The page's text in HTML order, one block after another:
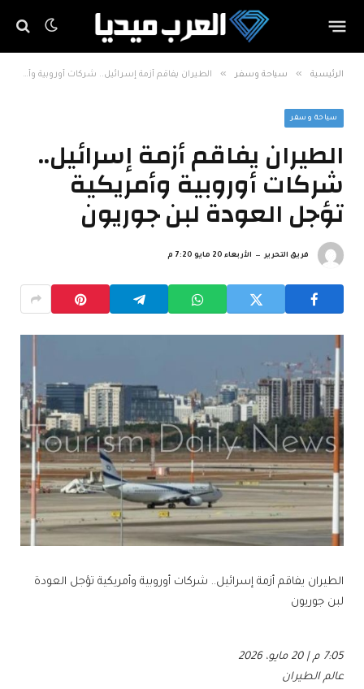
الرئيسية » سياحة وسفر » الطيران يفاقم أزمة إسرائيل.. شركات أوروبية وأمريكية تؤجل العودة لبن جوريون
سياحة وسفر
الطيران يفاقم أزمة إسرائيل..
شركات أوروبية وأمريكية
تؤجل العودة لبن جوريون
فريق التحرير الأربعاء 20 مايو 7:20 م
الطيران يفاقم أزمة إسرائيل.. شركات أوروبية وأمريكية تؤجل العودة
لبن جوريون
7:05 م | 20 مايو، 2026
عالم الطيران